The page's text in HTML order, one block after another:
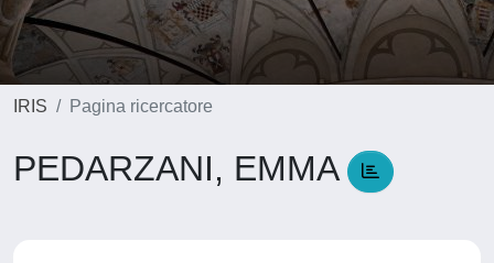
IRIS Pagina ricercatore
PEDARZANI, EMMA